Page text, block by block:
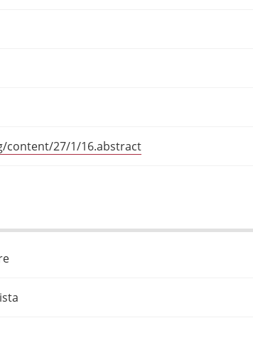
27/1/16.abstract